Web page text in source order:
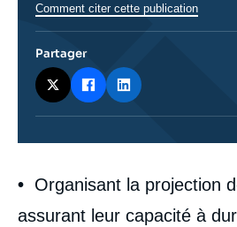
Corps
analyses
• Organisant la projection
assurant leur capacité à
Comment citer cette publication
Partager